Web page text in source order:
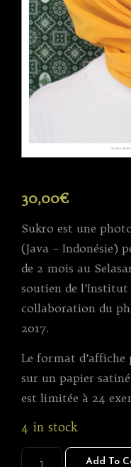
30,00€
Sukro est une
(Java – Indonésie)
de 2 mois au
soutien de
collaboration du
2017.
Le format d’affiche
sur un papier
est limitée à 24
4 in stock
SUKRO
Add To